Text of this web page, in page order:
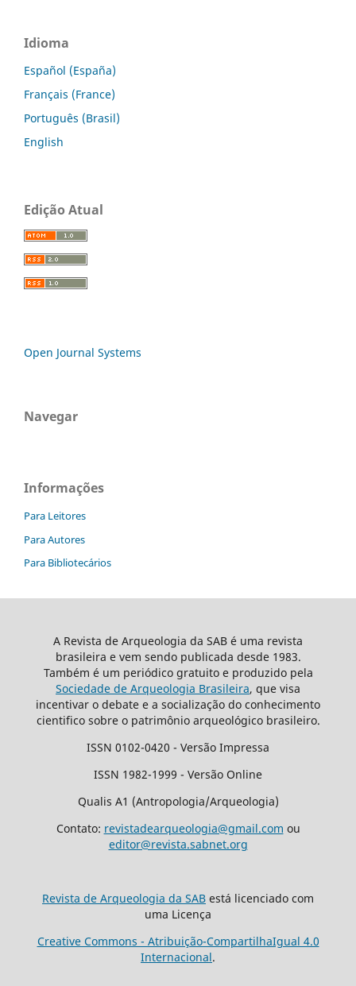
Idioma
Español (España)
Français (France)
Português (Brasil)
English
Edição Atual
Open Journal Systems
Navegar
Informações
Para Leitores
Para Autores
Para Bibliotecários
A Revista de Arqueologia da SAB é uma revista
brasileira e vem sendo publicada desde 1983.
Também é um periódico gratuito e produzido pela
Sociedade de Arqueologia Brasileira, que visa
incentivar o debate e a socialização do conhecimento
cientifico sobre o patrimônio arqueológico brasileiro.
ISSN 0102-0420 - Versão Impressa
ISSN 1982-1999 - Versão Online
Qualis A1 (Antropologia/Arqueologia)
Contato: revistadearqueologia@gmail.com ou
editor@revista.sabnet.org
Revista de Arqueologia da SAB está licenciado com
uma Licença
Creative Commons - Atribuição-CompartilhaIgual 4.0
Internacional.